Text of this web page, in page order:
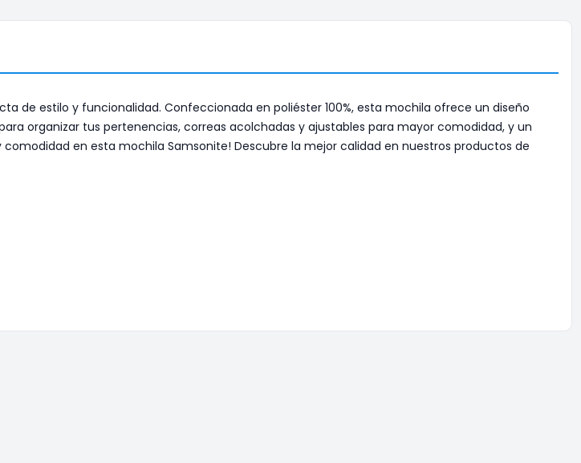
de estilo y funcionalidad. Confeccionada en poliéster 100%, esta mochila ofrece un diseño
organizar tus pertenencias, correas acolchadas y ajustables para mayor comodidad, y un
en esta mochila Samsonite! Descubre la mejor calidad en nuestros productos de